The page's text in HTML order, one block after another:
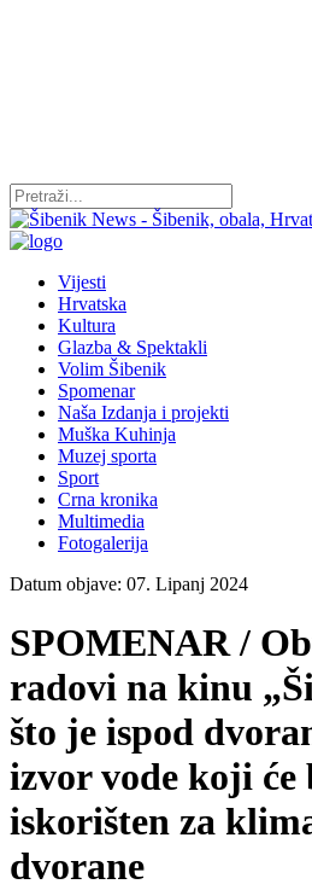
Vijesti
Hrvatska
Kultura
Glazba & Spektakli
Volim Šibenik
Spomenar
Naša Izdanja i projekti
Muška Kuhinja
Muzej sporta
Sport
Crna kronika
Multimedia
Fotogalerija
Datum objave: 07. Lipanj 2024
SPOMENAR /
radovi na kinu
što je ispod
izvor vode koji
iskorišten za
dvorane